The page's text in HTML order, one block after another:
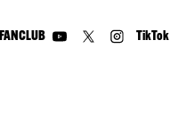
FANCLUB TikTok